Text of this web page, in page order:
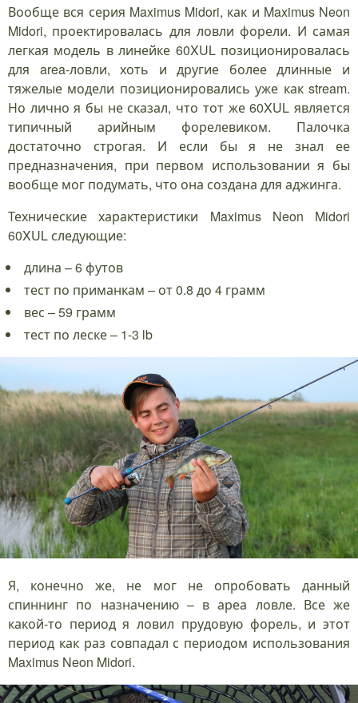
Вообще вся серия Maximus Midori, как и Maximus Neon
Midori, проектировалась для ловли форели. И самая
легкая модель в линейке 60XUL позиционировалась
для area-ловли, хоть и другие более длинные и
тяжелые модели позиционировались уже как stream.
Но лично я бы не сказал, что тот же 60XUL является
типичный арийным форелевиком. Палочка
достаточно строгая. И если бы я не знал ее
предназначения, при первом использовании я бы
вообще мог подумать, что она создана для аджинга.
Технические характеристики Maximus Neon Midori
60XUL следующие:
длина – 6 футов
тест по приманкам – от 0.8 до 4 грамм
вес – 59 грамм
тест по леске – 1-3 lb
Я, конечно же, не мог не опробовать данный
спиннинг по назначению – в ареа ловле. Все же
какой-то период я ловил прудовую форель, и этот
период как раз совпадал с периодом использования
Maximus Neon Midori.